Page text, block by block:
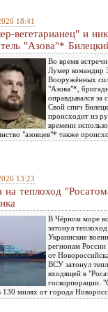
18:41
вегетарианец" и
"Азова"*
Во время
Лумер командир
Вооружённых
"Азова"*,
оправдывался за
Свой спич
происходит из
времени
"азовцев"* также
13:23
на теплоход
В Чёрном море
затонул
Украинские
регионам
от
ВСУ затонул
входящей в
госкорпорации.
130 милях от города